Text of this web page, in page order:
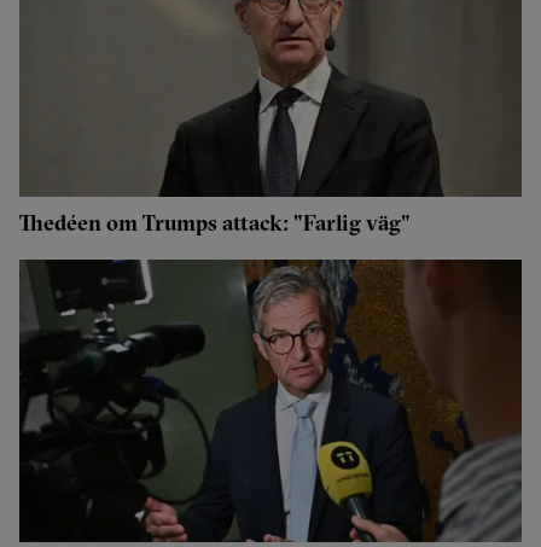
Thedéen om Trumps attack: "Farlig väg"